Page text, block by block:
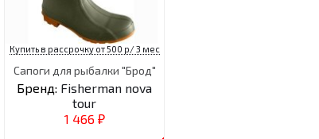
Купить в рассрочку от 500 р/ 3 мес
Сапоги для рыбалки "Брод"
Бренд: Fisherman nova
tour
1 466 ₽